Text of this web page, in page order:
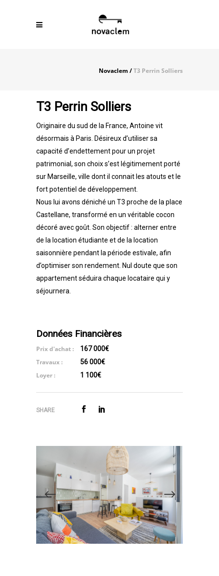
Novaclem /T3 Perrin Solliers
T3 Perrin Solliers
Originaire du sud de la France, Antoine vit
désormais à Paris. Désireux d’utiliser sa
capacité d’endettement pour un projet
patrimonial, son choix s’est légitimement porté
sur Marseille, ville dont il connait les atouts et le
fort potentiel de développement.
Nous lui avons déniché un T3 proche de la place
Castellane, transformé en un véritable cocon
décoré avec goût. Son objectif : alterner entre
de la location étudiante et de la location
saisonnière pendant la période estivale, afin
d’optimiser son rendement. Nul doute que son
appartement séduira chaque locataire qui y
séjournera.
Données Financières
Prix d'achat : 167 000€
Travaux : 56 000€
Loyer : 1 100€
SHARE